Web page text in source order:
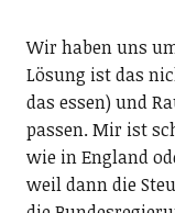
Wir haben uns
Lösung ist das
das essen) und
passen. Mir ist
wie in England
weil dann die